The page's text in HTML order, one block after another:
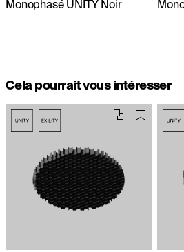
Monophasé UNITY Noir
Cela pourrait vous intéresser